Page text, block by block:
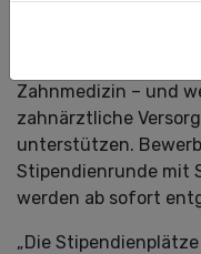
der
Anhalt (KZV LSA)
Zahnmedizin – und
zahnärztliche
unterstützen.
Stipendienrunde mit
werden ab sofort
„Die